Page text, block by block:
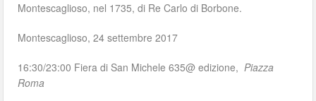
Montescaglioso, nel 1735, di Re Carlo di Borbone.
Montescaglioso, 24 settembre 2017
16:30/23:00 Fiera di San Michele 635@ edizione,Piazza
Roma